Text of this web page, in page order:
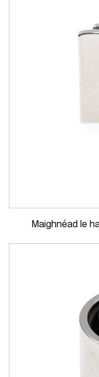
Maighnéad le